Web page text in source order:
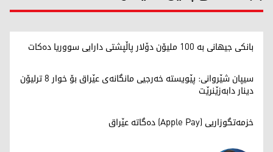
بانکی جیهانی بە 100 ملیۆن دۆلار پاڵپشتی دارایی سووریا دەکات
سیپان شێروانی: پێویستە خەرجیی مانگانەی عێراق بۆ خوار 8 ترلیۆن
دینار دابەزێنرێت
خزمەتگوزاریی (Apple Pay) دەگاتە عێراق